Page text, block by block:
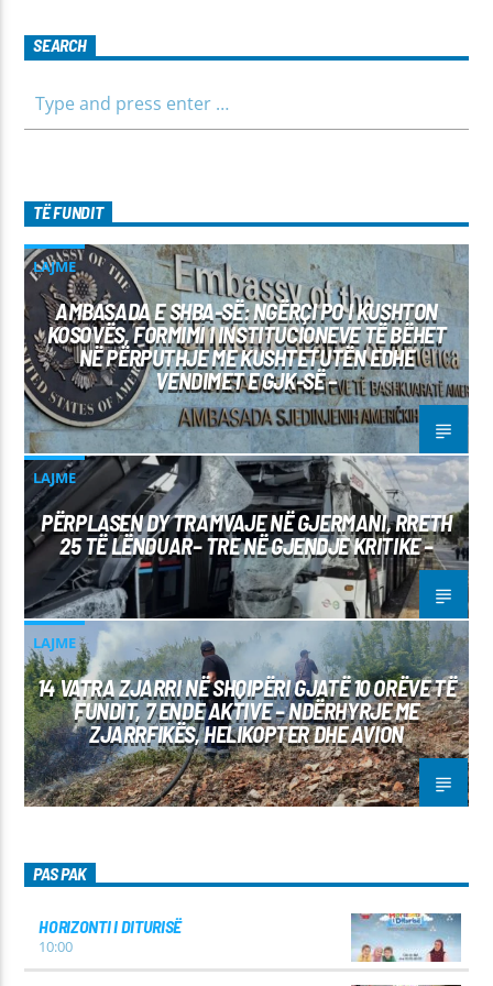
kanë, por edhe përfitimin e njohurive të reja. Çdo të diel, ora
10:00-12:00 Moderatore: Luljeta Beqiri Kontakti: Viber: +383
SEARCH
TË FUNDIT
LAJME
AMBASADA E SHBA-SË: NGËRÇI PO I KUSHTON
KOSOVËS, FORMIMI I INSTITUCIONEVE TË BËHET
NË PËRPUTHJE ME KUSHTETUTËN EDHE
VENDIMET E GJK-SË –
LAJME
PËRPLASEN DY TRAMVAJE NË GJERMANI, RRETH
25 TË LËNDUAR– TRE NË GJENDJE KRITIKE –
LAJME
14 VATRA ZJARRI NË SHQIPËRI GJATË 10 ORËVE TË
FUNDIT, 7 ENDE AKTIVE – NDËRHYRJE ME
ZJARRFIKËS, HELIKOPTER DHE AVION
PAS PAK
HORIZONTI I DITURISË
10:00